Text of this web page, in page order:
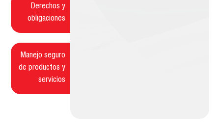
Derechos y
obligaciones
Manejo seguro
de productos y
servicios